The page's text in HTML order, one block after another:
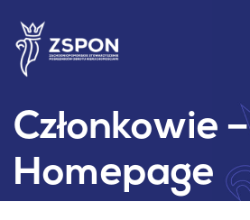
Członkowie –
Homepage